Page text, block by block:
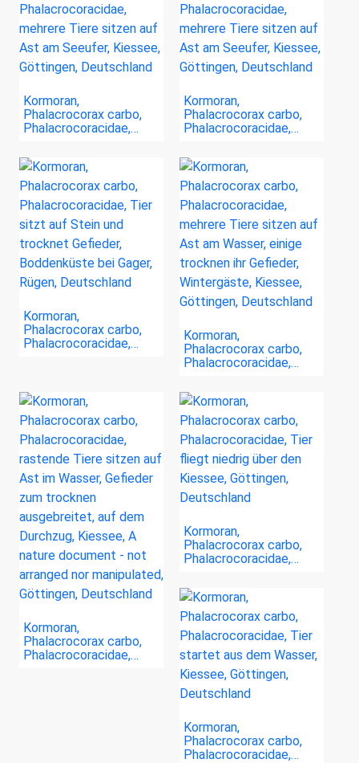
Kormoran,
Phalacrocorax carbo,
Phalacrocoracidae,…
Kormoran,
Phalacrocorax carbo,
Phalacrocoracidae,…
Kormoran,
Phalacrocorax carbo,
Phalacrocoracidae,…
Kormoran,
Phalacrocorax carbo,
Phalacrocoracidae,…
Kormoran,
Phalacrocorax carbo,
Phalacrocoracidae,…
Kormoran,
Phalacrocorax carbo,
Phalacrocoracidae,…
Kormoran,
Phalacrocorax carbo,
Phalacrocoracidae,…